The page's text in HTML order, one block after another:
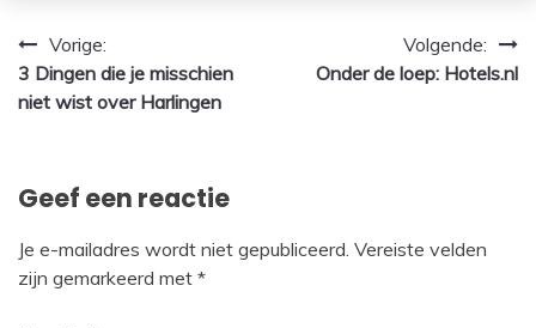
Bericht
navigatie
Vorige:
3 Dingen die je misschien
niet wist over Harlingen
Volgende:
Onder de loep: Hotels.nl
Geef een reactie
Je e-mailadres wordt niet gepubliceerd. Vereiste velden
zijn gemarkeerd met *